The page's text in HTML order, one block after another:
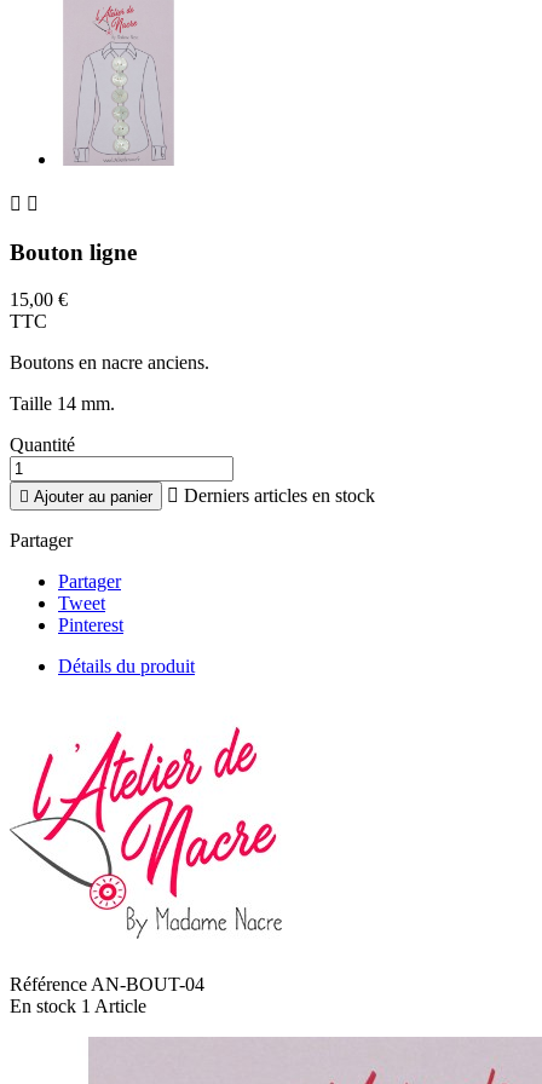
 
Bouton ligne
15,00 €
TTC
Boutons en nacre anciens.
Taille 14 mm.
Quantité
 Ajouter au panier  Derniers articles en stock
Partager
Partager
Tweet
Pinterest
Détails du produit
Référence AN-BOUT-04
En stock 1 Article